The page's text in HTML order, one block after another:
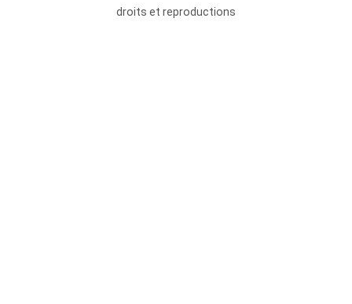
droits et reproductions